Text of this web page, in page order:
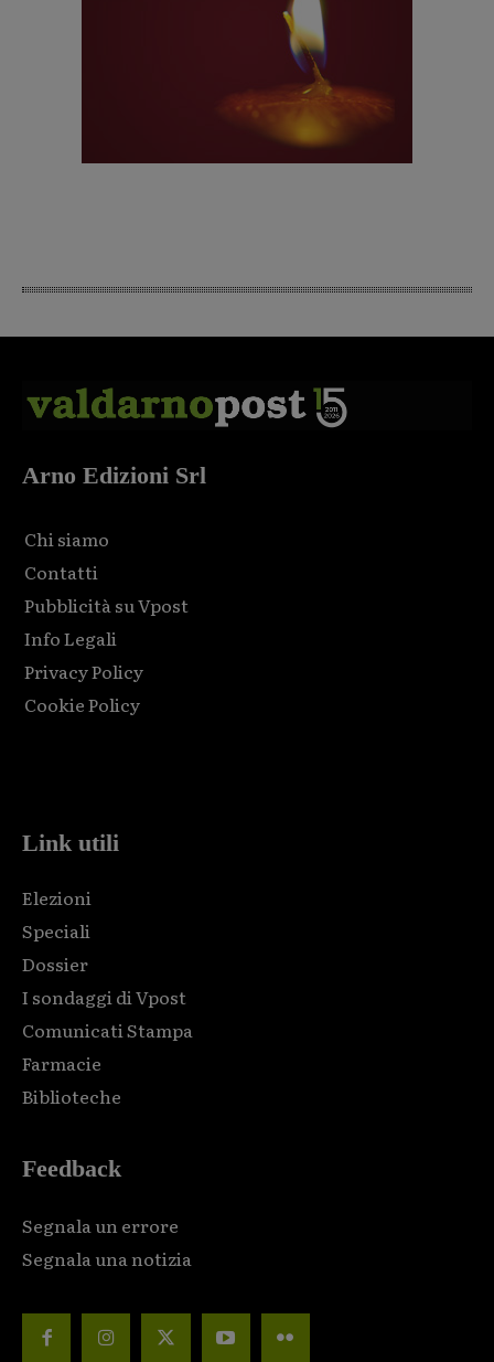
Arno Edizioni Srl
Chi siamo
Contatti
Pubblicità su Vpost
Info Legali
Privacy Policy
Cookie Policy
Link utili
Elezioni
Speciali
Dossier
I sondaggi di Vpost
Comunicati Stampa
Farmacie
Biblioteche
Feedback
Segnala un errore
Segnala una notizia